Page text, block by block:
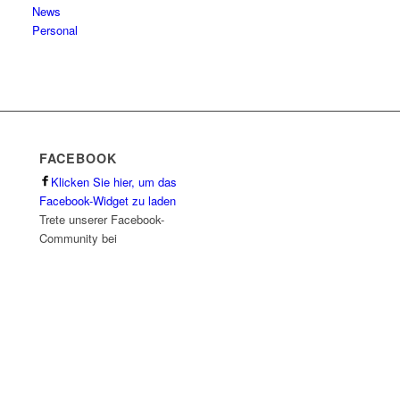
News
Personal
FACEBOOK
Klicken Sie hier, um das
Facebook-Widget zu laden
Trete unserer Facebook-
Community bei